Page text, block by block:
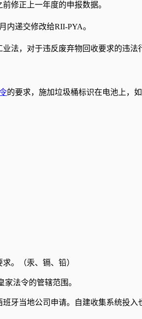
修正上一年度的申报数据。
内递交修改给RII-PYA。
法，对于违反废弃物回收要求的违法
的要求，施加垃圾桶标识在电池上，
。（汞、镉、铅）
法令的管辖范围。
牙当地公司申请。自建收集系统投入